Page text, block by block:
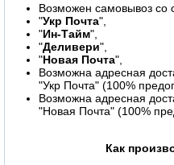
Возможен самовывоз со
"Укр Почта",
"Ин-Тайм",
"Деливери",
"Новая Почта",
Возможна адресная
"Укр Почта" (100%
Возможна адресная
"Новая Почта" (100%
Как